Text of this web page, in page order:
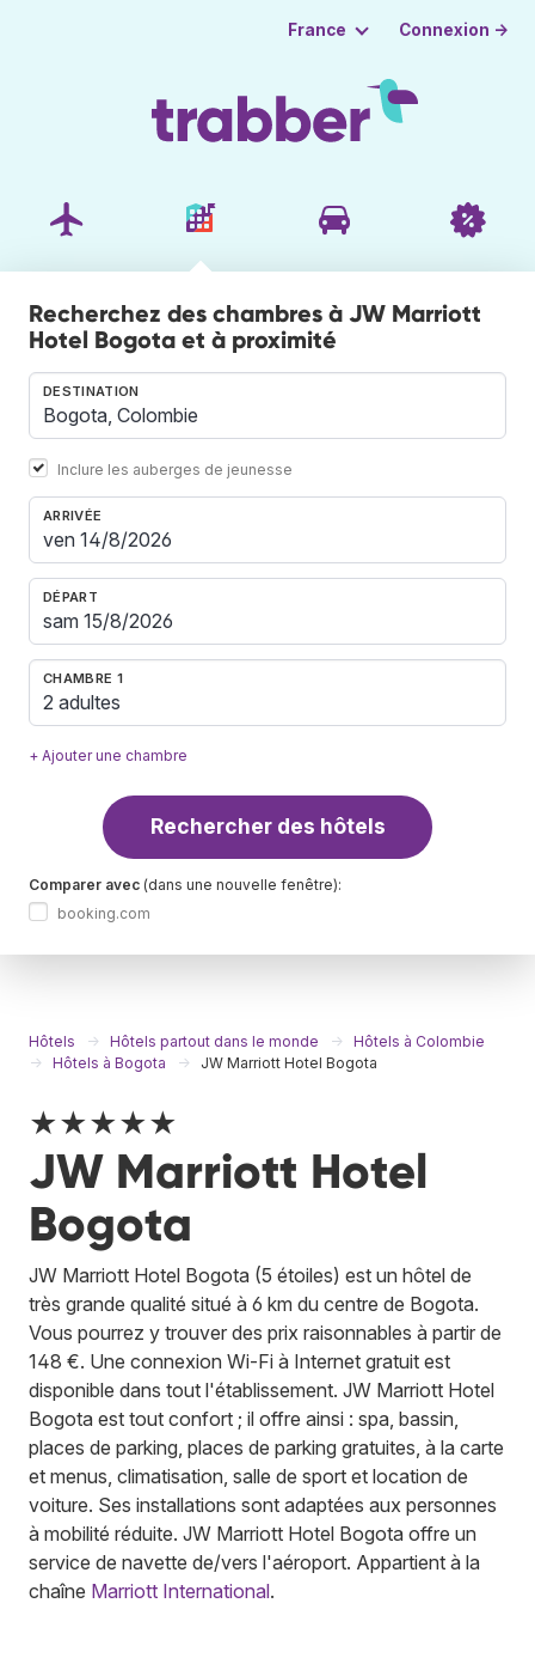
France Connexion →
Recherchez des chambres à JW Marriott
Hotel Bogota et à proximité
DESTINATION
Inclure les auberges de jeunesse
ARRIVÉE
DÉPART
CHAMBRE 1
2 adultes
+ Ajouter une chambre
Rechercher des hôtels
Comparer avec (dans une nouvelle fenêtre):
booking.com
Hôtels Hôtels partout dans le monde
Hôtels à Colombie
Hôtels à Bogota
JW Marriott Hotel Bogota
★★★★★
JW Marriott Hotel
Bogota
JW Marriott Hotel Bogota (5 étoiles) est un hôtel de
très grande qualité situé à 6 km du centre de Bogota.
Vous pourrez y trouver des prix raisonnables à partir de
148 €. Une connexion Wi-Fi à Internet gratuit est
disponible dans tout l'établissement. JW Marriott Hotel
Bogota est tout confort ; il offre ainsi : spa, bassin,
places de parking, places de parking gratuites, à la carte
et menus, climatisation, salle de sport et location de
voiture. Ses installations sont adaptées aux personnes
à mobilité réduite. JW Marriott Hotel Bogota offre un
service de navette de/vers l'aéroport. Appartient à la
chaîne Marriott International.